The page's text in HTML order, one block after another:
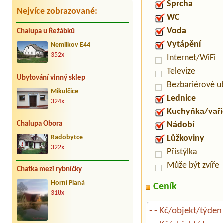
Nejvíce zobrazované:
Chalupa u Řežábků
Nemilkov E44
352x
Ubytování vinný sklep
Mikulčice
324x
Chalupa Obora
Radobytce
322x
Chatka mezi rybníčky
Horní Planá
318x
Sprcha
WC
Voda
Vytápění
Internet/WiFi
Televize
Bezbariérové
Lednice
Kuchyňka/
Nádobí
Lůžkoviny
Přistýlka
Může být zvíře
Ceník
- - Kč/objekt/týden